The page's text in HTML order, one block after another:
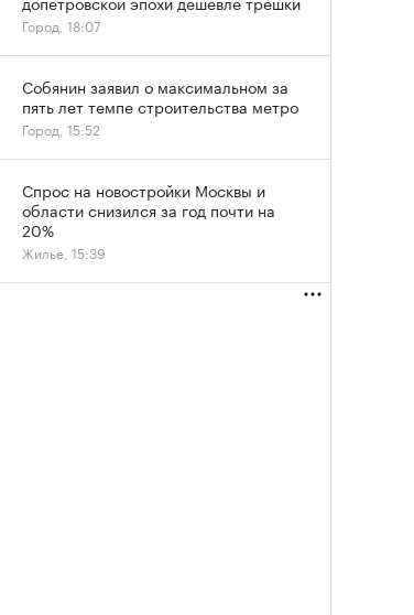
Город, 18:07
Собянин заявил о максимальном за
пять лет темпе строительства метро
Город, 15:52
Спрос на новостройки Москвы и
области снизился за год почти на
20%
Жилье, 15:39